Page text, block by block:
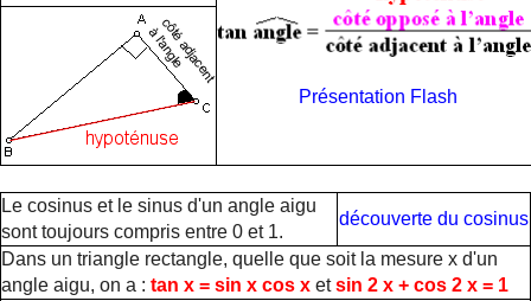
Présentation Flash
Le cosinus et le sinus d'un angle aigu
sont toujours compris entre 0 et 1.
découverte du cosinus
Dans un triangle rectangle, quelle que soit la mesure x d'un
angle aigu, on a : tan x = sin x cos x etsin 2 x + cos 2 x = 1